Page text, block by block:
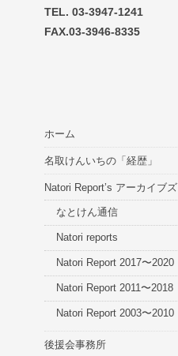
TEL. 03-3947-1241
FAX.03-3946-8335
ホーム
名取けんいちの「経歴」
Natori Report’s アーカイブズ
なとけん通信
Natori reports
Natori Report 2017〜2020
Natori Report 2011〜2018
Natori Report 2003〜2010
後援会事務所